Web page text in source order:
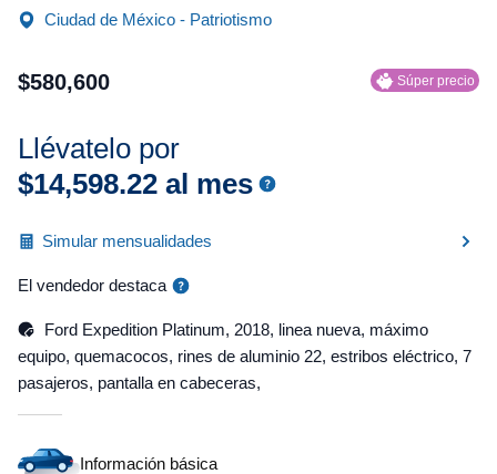
Ciudad de México - Patriotismo
$580,600 Súper precio
Llévatelo por
$14,598.22 al mes
Simular mensualidades
El vendedor destaca
Ford Expedition Platinum, 2018, linea nueva, máximo
equipo, quemacocos, rines de aluminio 22, estribos eléctrico, 7
pasajeros, pantalla en cabeceras,
Información básica